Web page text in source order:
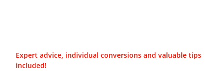
Expert advice, individual conversions and valuable tips
included!